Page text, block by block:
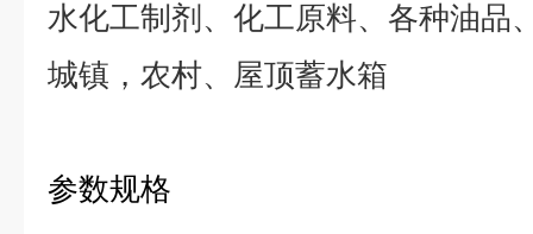
水化工制剂、化工原料、各种油品
城镇，农村、屋顶蓄水箱
参数规格